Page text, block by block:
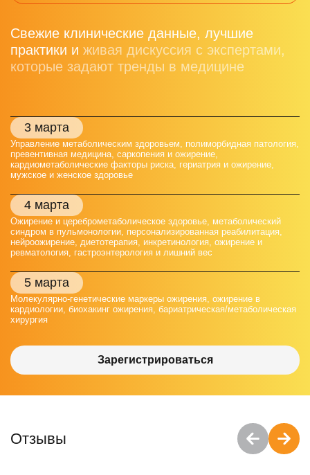
Свежие клинические данные, лучшие
практики и живая дискуссия с экспертами,
которые задают тренды в медицине
3 марта
Управление метаболическим здоровьем, полиморбидная патология,
превентивная медицина, саркопения и ожирение,
кардиометаболические факторы риска, гериатрия и ожирение,
мужское и женское здоровье
4 марта
Ожирение и цереброметаболическое здоровье, метаболический
синдром в пульмонологии, персонализированная реабилитация,
нейроожирение, диетотерапия, инкретинология, ожирение и
ревматология, гастроэнтерология и лишний вес
5 марта
Молекулярно-генетические маркеры ожирения, ожирение в
кардиологии, биохакинг ожирения, бариатрическая/метаболическая
хирургия
Зарегистрироваться
Отзывы